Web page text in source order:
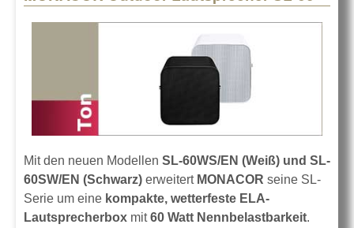
Mit den neuen Modellen SL-60WS/EN (Weiß) und SL-
60SW/EN (Schwarz) erweitert MONACOR seine SL-
Serie um eine kompakte, wetterfeste ELA-
Lautsprecherbox mit60 Watt Nennbelastbarkeit.
Pages